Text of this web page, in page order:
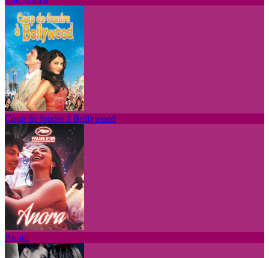
Coup de foudre à Bollywood
Anora